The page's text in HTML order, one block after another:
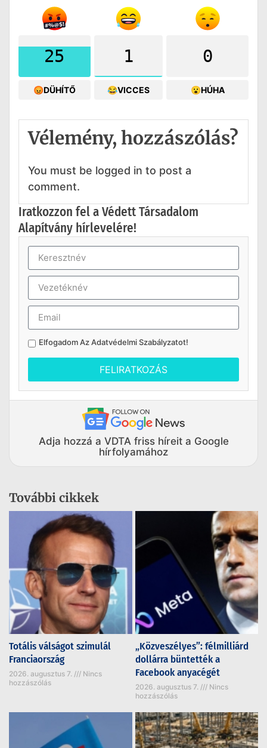
25
😡DÜHÍTŐ
1
😂VICCES
0
😮HÚHA
Vélemény, hozzászólás?
You must be logged in to post a
comment.
Iratkozzon fel a Védett Társadalom
Alapítvány hírlevelére!
Elfogadom AzAdatvédelmi Szabályzatot!
FELIRATKOZÁS
Adja hozzá a VDTA friss híreit a Google
hírfolyamához
További cikkek
Totális válságot szimulál
Franciaország
2026. augusztus 7.
Nincs
hozzászólás
„Közveszélyes”: félmilliárd
dollárra büntették a
Facebook anyacégét
2026. augusztus 7.
Nincs
hozzászólás